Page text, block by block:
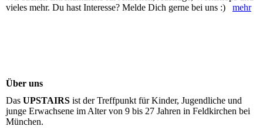
vieles mehr. Du hast Interesse? Melde Dich gerne bei uns :) mehr
Über uns
Das UPSTAIRS ist der Treffpunkt für Kinder, Jugendliche und
junge Erwachsene im Alter von 9 bis 27 Jahren in Feldkirchen bei
München.